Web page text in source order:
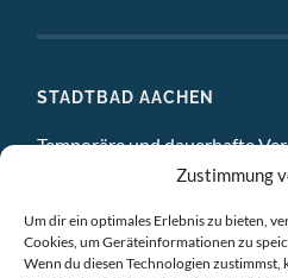
Zustimmung
Um dir ein optimales Erlebnis zu bieten,
Cookies, um Geräteinformationen zu
Wenn du diesen Technologien zustimmst,
STADTBAD AACHEN
Temporäre und dauerhafte
ATELIERS